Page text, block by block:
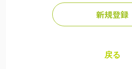
新規登録
戻る